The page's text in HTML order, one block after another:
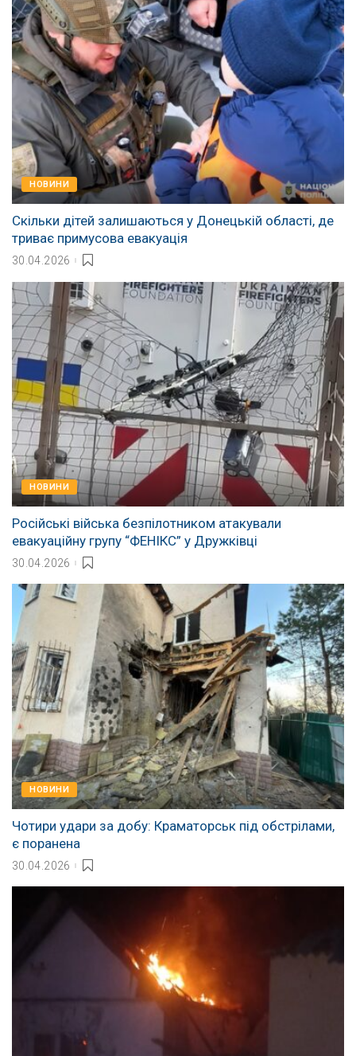
НОВИНИ
Скільки дітей залишаються у Донецькій області, де
триває примусова евакуація
30.04.2026
НОВИНИ
Російські війська безпілотником атакували
евакуаційну групу “ФЕНІКС” у Дружківці
30.04.2026
НОВИНИ
Чотири удари за добу: Краматорськ під обстрілами,
є поранена
30.04.2026